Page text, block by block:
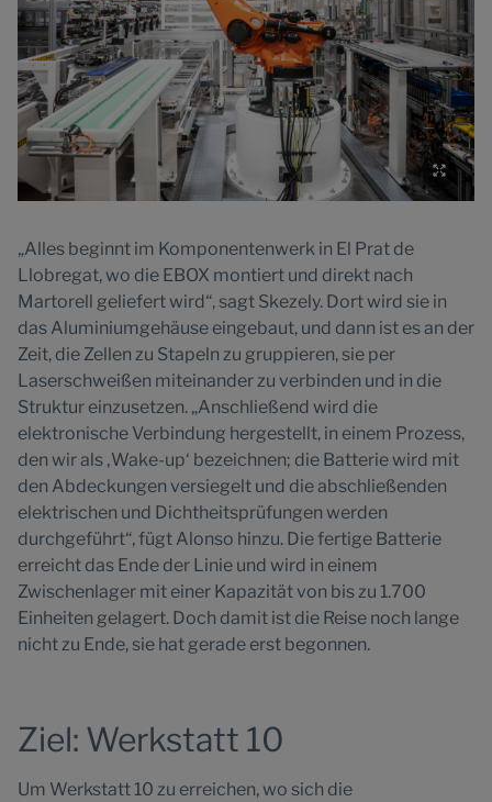
„Alles beginnt im Komponentenwerk in El Prat de
Llobregat, wo die EBOX montiert und direkt nach
Martorell geliefert wird“, sagt Skezely. Dort wird sie in
das Aluminiumgehäuse eingebaut, und dann ist es an der
Zeit, die Zellen zu Stapeln zu gruppieren, sie per
Laserschweißen miteinander zu verbinden und in die
Struktur einzusetzen. „Anschließend wird die
elektronische Verbindung hergestellt, in einem Prozess,
den wir als ‚Wake-up‘ bezeichnen; die Batterie wird mit
den Abdeckungen versiegelt und die abschließenden
elektrischen und Dichtheitsprüfungen werden
durchgeführt“, fügt Alonso hinzu. Die fertige Batterie
erreicht das Ende der Linie und wird in einem
Zwischenlager mit einer Kapazität von bis zu 1.700
Einheiten gelagert. Doch damit ist die Reise noch lange
nicht zu Ende, sie hat gerade erst begonnen.
Ziel: Werkstatt 10
Um Werkstatt 10 zu erreichen, wo sich die